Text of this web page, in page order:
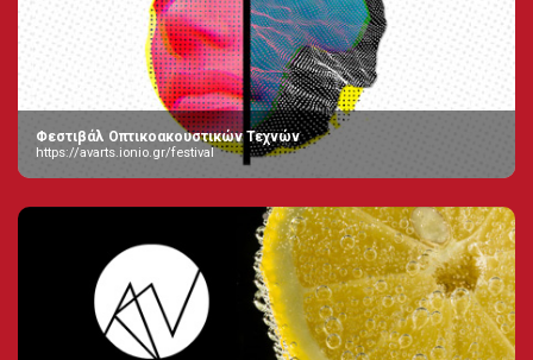
Φεστιβάλ Οπτικοακουστικών Τεχνών
https://avarts.ionio.gr/festival